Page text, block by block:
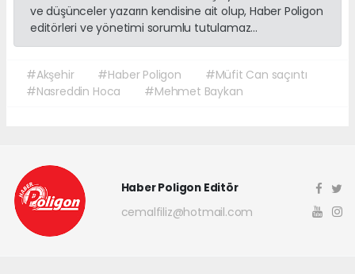
ve düşünceler yazarın kendisine ait olup, Haber Poligon
editörleri ve yönetimi sorumlu tutulamaz...
#Akşehir #Haber Poligon
#Müfit Can saçıntı
#Nasreddin Hoca
#Mehmet Baykan
Haber Poligon Editör
cemalfiliz@hotmail.com